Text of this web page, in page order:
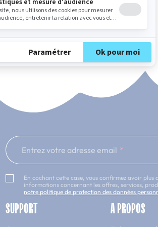
101 nuits d'essai*
Entrez votre adresse email
En cochant cette case, vous confirmez avoir
informations concernant les offres, services,
notre politique de protection des données
SUPPORT A PROPOS